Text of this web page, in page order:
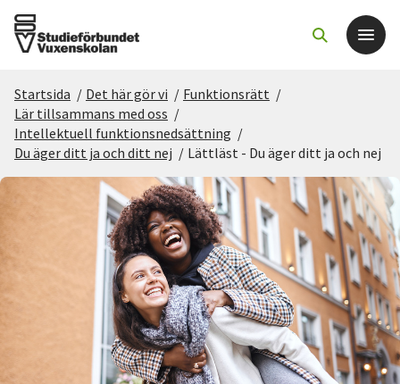
Det här gör vi
För dig som
Sök kurser och evenemang
Om SV
Starta studiecirkel
Cirkelledare
Startsida / Det här gör vi / Funktionsrätt /
Lär tillsammans med oss /
Intellektuell funktionsnedsättning /
Du äger ditt ja och ditt nej / Lättläst - Du äger ditt ja och nej